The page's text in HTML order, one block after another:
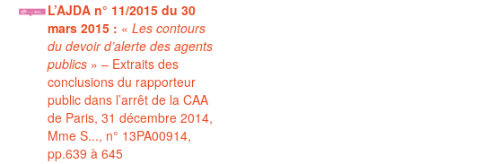
L’AJDA n° 11/2015 du 30
mars 2015 : «Les contours
du devoir d’alerte des agents
publics » – Extraits des
conclusions du rapporteur
public dans l’arrêt de la CAA
de Paris, 31 décembre 2014,
Mme S..., n° 13PA00914,
pp.639 à 645